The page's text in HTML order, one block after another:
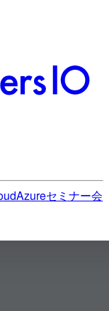
Azureセミナー会